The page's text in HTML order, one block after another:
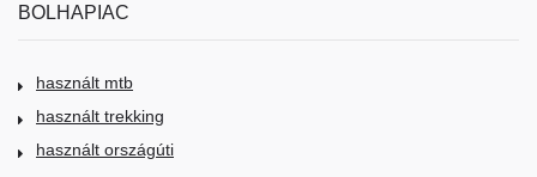
BOLHAPIAC
használt mtb
használt trekking
használt országúti